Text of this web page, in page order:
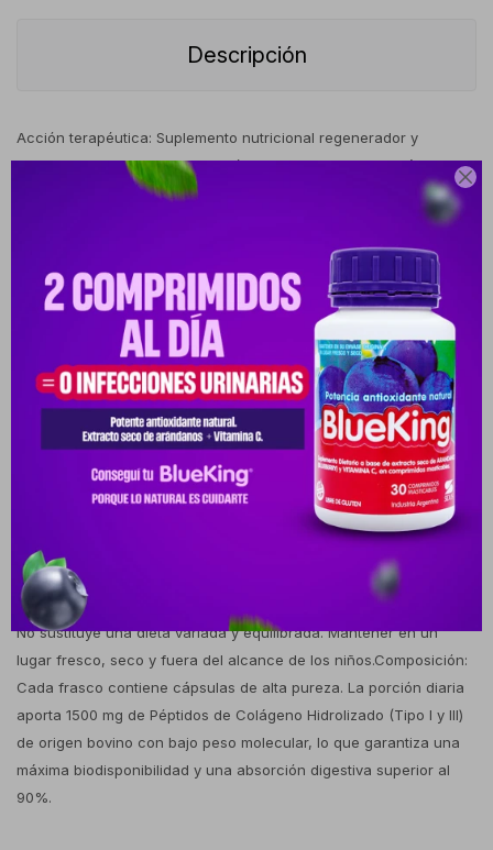

Descripción
Acción terapéutica: Suplemento nutricional regenerador y
antienvejecimiento a base de péptidos bioactivos de colágeno.
Estimula la producción endógena de colágeno, promueve la
conectivos.Indicaciones: Indicado para mejorar la firmeza y
lozanía de la piel, reducir arrugas y líneas de expresión,
fortalecer uñas débiles y cabello quebradizo. También actúa
como coadyuvante en la salud articular, previniendo el desgaste
de cartílagos y tendones.Posología: La dosis sugerida para
adultos es de 2 a 4 cápsulas diarias, distribuidas a lo largo del día
según las necesidades nutricionales o bajo prescripción de un
profesional de la salud.Modo de uso: Ingerir por vía oral con un
vaso de agua o jugo de frutas cítricas. La presencia de vitamina
C en los jugos optimiza la absorción y síntesis de los péptidos a
nivel celular. Puede tomarse en ayunas o antes de
dormir.Precautions y advertencias: No superar la dosis diaria
recomendada. Consultar con un médico en caso de embarazo,
lactancia o si se presenta alguna condición médica preexistente.
No sustituye una dieta variada y equilibrada. Mantener en un
lugar fresco, seco y fuera del alcance de los niños.Composición:
Cada frasco contiene cápsulas de alta pureza. La porción diaria
aporta 1500 mg de Péptidos de Colágeno Hidrolizado (Tipo I y III)
de origen bovino con bajo peso molecular, lo que garantiza una
máxima biodisponibilidad y una absorción digestiva superior al
90%.